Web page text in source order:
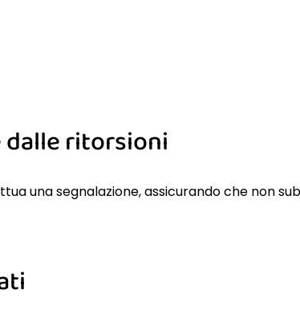
dalle ritorsioni
una segnalazione, assicurando che non